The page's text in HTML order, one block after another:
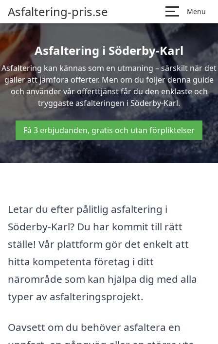
Asfaltering-pris.se Menu
Asfaltering i Söderby-Karl
Asfaltering kan kännas som en utmaning – särskilt när det
gäller att jämföra offerter. Men om du följer denna guide
och använder vår offerttjänst får du den enklaste och
tryggaste asfalteringen i Söderby-Karl.
Få 3 erbjudanden, gratis och utan förpliktelser
Letar du efter pålitlig asfaltering i
Söderby-Karl? Du har kommit till rätt
ställe! Vår plattform gör det enkelt att
hitta kompetenta företag i ditt
närområde som kan hjälpa dig med alla
typer av asfalteringsprojekt.
Oavsett om du behöver asfaltera en